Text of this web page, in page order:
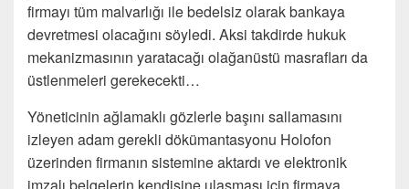
firmayı tüm malvarlığı ile bedelsiz olarak bankaya
devretmesi olacağını söyledi. Aksi takdirde hukuk
mekanizmasının yaratacağı olağanüstü masrafları da
üstlenmeleri gerekecekti…
Yöneticinin ağlamaklı gözlerle başını sallamasını
izleyen adam gerekli dökümantasyonu Holofon
üzerinden firmanın sistemine aktardı ve elektronik